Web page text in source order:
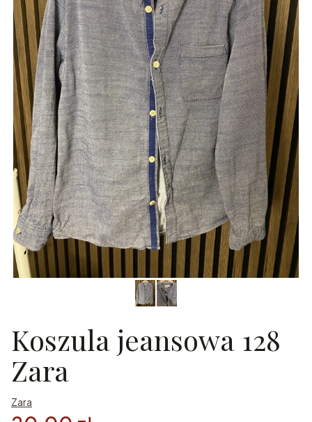
Koszula jeansowa 128
Zara
Zara